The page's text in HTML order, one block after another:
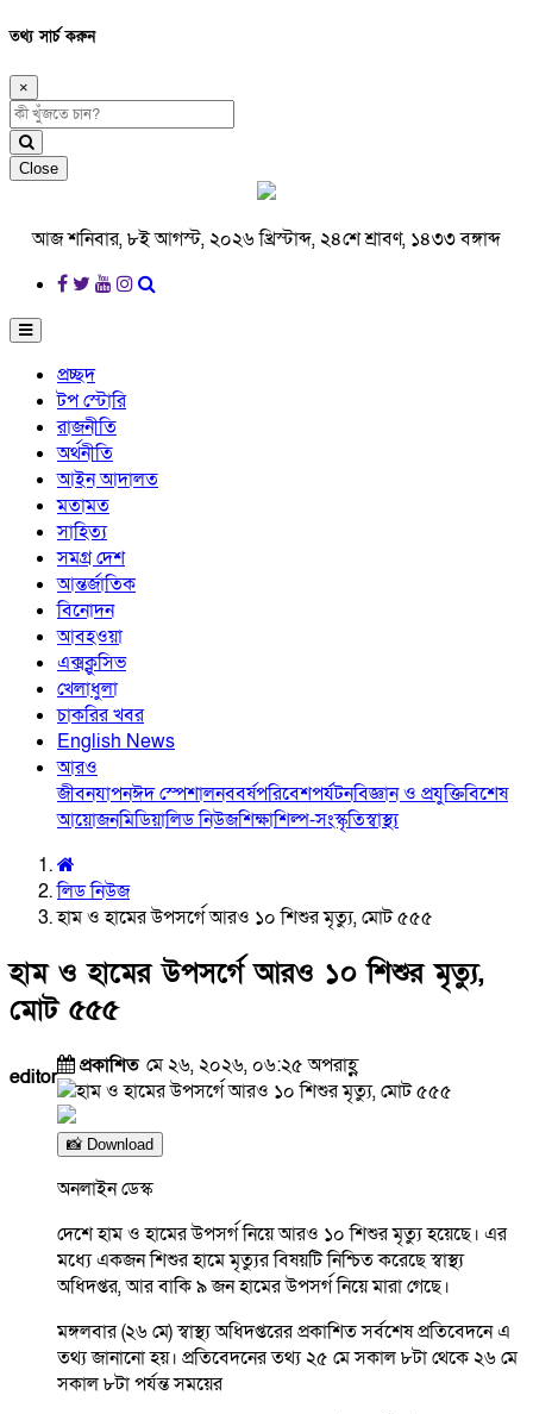
তথ্য সার্চ করুন
×
Close
আজ শনিবার, ৮ই আগস্ট, ২০২৬ খ্রিস্টাব্দ, ২৪শে শ্রাবণ, ১৪৩৩ বঙ্গাব্দ
প্রচ্ছদ
টপ স্টোরি
রাজনীতি
অর্থনীতি
আইন আদালত
মতামত
সাহিত্য
সমগ্র দেশ
আন্তর্জাতিক
বিনোদন
আবহওয়া
এক্সক্লুসিভ
খেলাধুলা
চাকরির খবর
English News
আরও
জীবনযাপনঈদ স্পেশালনববর্ষপরিবেশপর্যটনবিজ্ঞান ও প্রযুক্তিবিশেষ
আয়োজনমিডিয়ালিড নিউজশিক্ষাশিল্প-সংস্কৃতিস্বাস্থ্য
লিড নিউজ
হাম ও হামের উপসর্গে আরও ১০ শিশুর মৃত্যু, মোট ৫৫৫
হাম ও হামের উপসর্গে আরও ১০ শিশুর মৃত্যু,
মোট ৫৫৫
editor প্রকাশিত মে ২৬, ২০২৬, ০৬:২৫ অপরাহ্ণ
📸 Download
অনলাইন ডেস্ক
দেশে হাম ও হামের উপসর্গ নিয়ে আরও ১০ শিশুর মৃত্যু হয়েছে। এর
মধ্যে একজন শিশুর হামে মৃত্যুর বিষয়টি নিশ্চিত করেছে স্বাস্থ্য
অধিদপ্তর, আর বাকি ৯ জন হামের উপসর্গ নিয়ে মারা গেছে।
মঙ্গলবার (২৬ মে) স্বাস্থ্য অধিদপ্তরের প্রকাশিত সর্বশেষ প্রতিবেদনে এ
তথ্য জানানো হয়। প্রতিবেদনের তথ্য ২৫ মে সকাল ৮টা থেকে ২৬ মে
সকাল ৮টা পর্যন্ত সময়ের